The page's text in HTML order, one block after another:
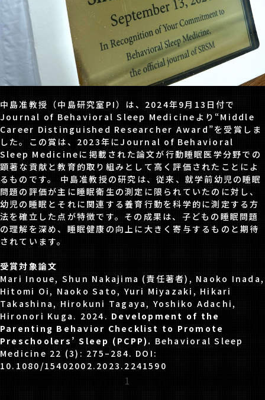
中島准教授（中島研究室PI）は、2024年9月13日付で
Journal of Behavioral Sleep Medicineより“Middle
Career Distinguished Researcher Award”を受賞しま
した。この賞は、2023年にJournal of Behavioral
Sleep Medicineに掲載された論文が行動睡眠医学分野での
顕著な貢献と教育的取り組みとして高く評価されたことによ
るものです。 中島准教授の研究は、従来、就学前幼児の睡眠
問題の評価が主に睡眠衛生の測定に限られていたのに対し、
幼児の睡眠とそれに関連する養育行動を科学的に測定する方
法を確立した点が特徴です。その成果は、子どもの睡眠問題
の理解を深め、睡眠健康の向上に大きく寄与するものと期待
されています。
受賞対象論文
Mari Inoue, Shun Nakajima (責任著者), Naoko Inada,
Hitomi Oi, Naoko Sato, Yuri Miyazaki, Hikari
Takashina, Hirokuni Tagaya, Yoshiko Adachi,
Hironori Kuga. 2024. Development of the
Parenting Behavior Checklist to Promote
Preschoolers’ Sleep (PCPP).Behavioral Sleep
Medicine 22 (3): 275–284. DOI:
10.1080/15402002.2023.2241590
1